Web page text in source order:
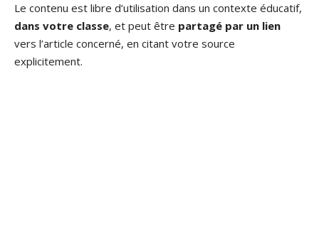
Le contenu est libre d’utilisation dans un contexte éducatif,
dans votre classe, et peut être partagé par un lien
vers l’article concerné, en citant votre source
explicitement.